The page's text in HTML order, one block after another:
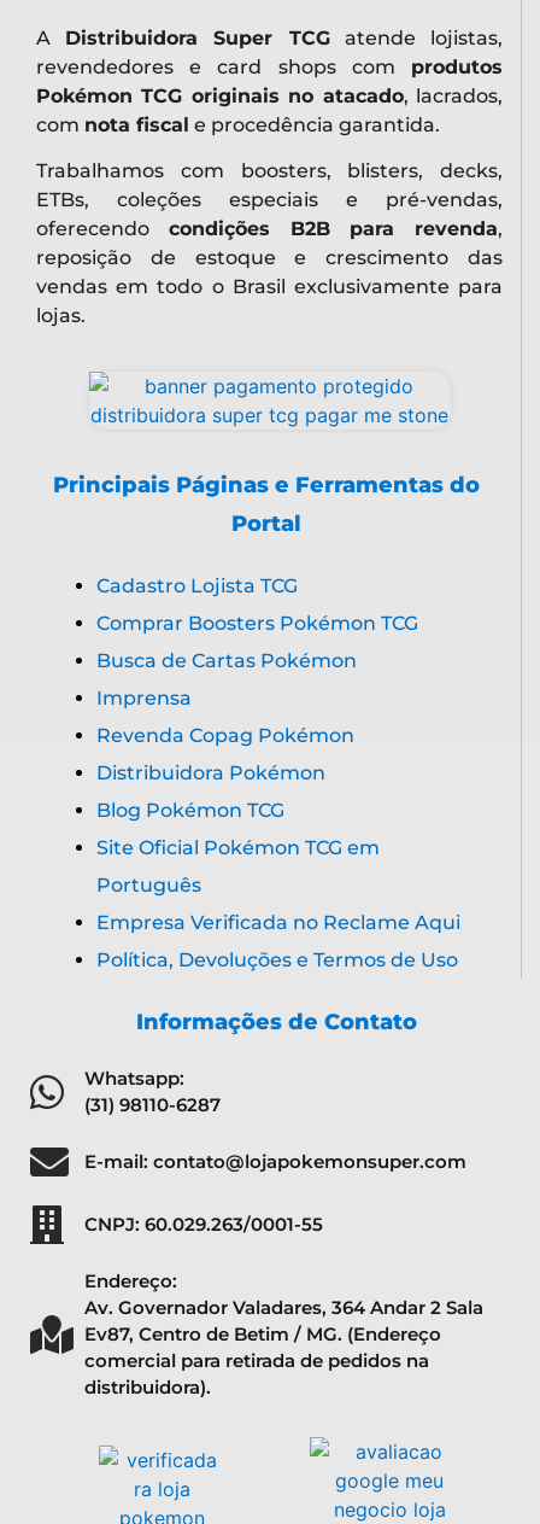
A Distribuidora Super TCGatende lojistas,
revendedores e card shops com produtos
Pokémon TCG originais no atacado, lacrados,
com nota fiscal e procedência garantida.
Trabalhamos com boosters, blisters, decks,
ETBs, coleções especiais e pré-vendas,
oferecendo condições B2B para revenda,
reposição de estoque e crescimento das
vendas em todo o Brasil exclusivamente para
lojas.
Principais Páginas e Ferramentas do
Portal
Cadastro Lojista TCG
Comprar Boosters Pokémon TCG
Busca de Cartas Pokémon
Imprensa
Revenda Copag Pokémon
Distribuidora Pokémon
Blog Pokémon TCG
Site Oficial Pokémon TCG em
Português
Empresa Verificada no Reclame Aqui
Política, Devoluções e Termos de Uso
Informações de Contato
Whatsapp:
(31) 98110-6287
E-mail: contato@lojapokemonsuper.com
CNPJ: 60.029.263/0001-55
Endereço:
Av. Governador Valadares, 364 Andar 2 Sala
Ev87, Centro de Betim / MG. (Endereço
comercial para retirada de pedidos na
distribuidora).